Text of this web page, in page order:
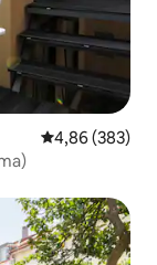
Vlerësimi
4,86 (383)